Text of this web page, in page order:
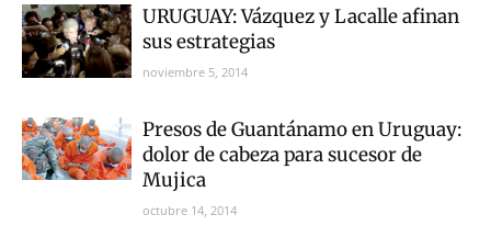
URUGUAY: Vázquez y Lacalle afinan
sus estrategias
noviembre 5, 2014
Presos de Guantánamo en Uruguay:
dolor de cabeza para sucesor de
Mujica
octubre 14, 2014